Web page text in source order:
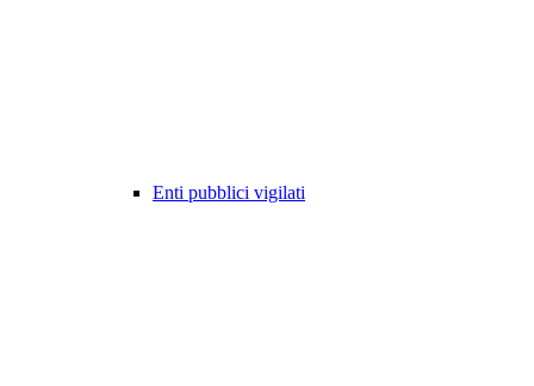
Enti pubblici vigilati